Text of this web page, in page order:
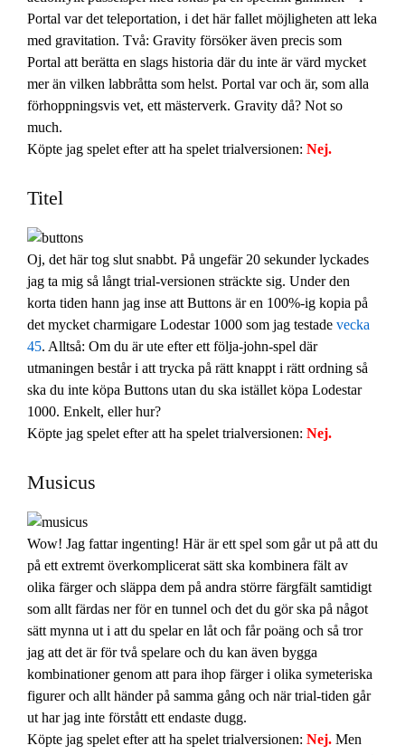
Portal var det teleportation, i det här fallet möjligheten att leka
med gravitation. Två: Gravity försöker även precis som
Portal att berätta en slags historia där du inte är värd mycket
mer än vilken labbråtta som helst. Portal var och är, som alla
förhoppningsvis vet, ett mästerverk. Gravity då? Not so
much.
Köpte jag spelet efter att ha spelet trialversionen: Nej.
Titel
Oj, det här tog slut snabbt. På ungefär 20 sekunder lyckades
jag ta mig så långt trial-versionen sträckte sig. Under den
korta tiden hann jag inse att Buttons är en 100%-ig kopia på
det mycket charmigare Lodestar 1000 som jag testade vecka
45. Alltså: Om du är ute efter ett följa-john-spel där
utmaningen består i att trycka på rätt knappt i rätt ordning så
ska du inte köpa Buttons utan du ska istället köpa Lodestar
1000. Enkelt, eller hur?
Köpte jag spelet efter att ha spelet trialversionen: Nej.
Musicus
Wow! Jag fattar ingenting! Här är ett spel som går ut på att du
på ett extremt överkomplicerat sätt ska kombinera fält av
olika färger och släppa dem på andra större färgfält samtidigt
som allt färdas ner för en tunnel och det du gör ska på något
sätt mynna ut i att du spelar en låt och får poäng och så tror
jag att det är för två spelare och du kan även bygga
kombinationer genom att para ihop färger i olika symeteriska
figurer och allt händer på samma gång och när trial-tiden går
ut har jag inte förstått ett endaste dugg.
Köpte jag spelet efter att ha spelet trialversionen: Nej. Men